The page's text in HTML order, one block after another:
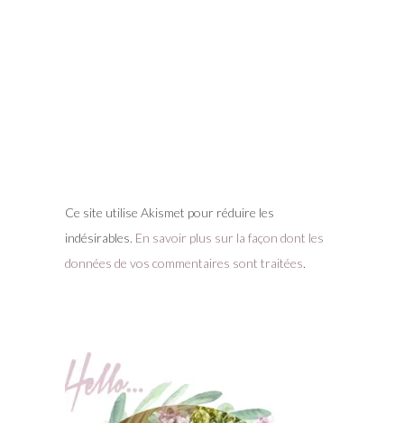
Ce site utilise Akismet pour réduire les
indésirables. En savoir plus sur la façon dont les
données de vos commentaires sont traitées.